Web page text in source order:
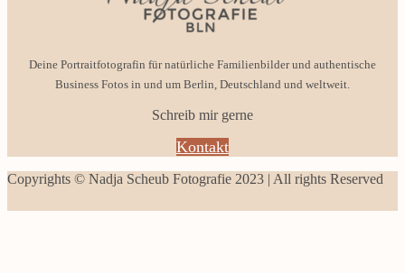
Deine Portraitfotografin für natürliche Familienbilder und authentische
Business Fotos in und um Berlin, Deutschland und weltweit.
Schreib mir gerne
Kontakt
Copyrights © Nadja Scheub Fotografie 2023 | All rights Reserved